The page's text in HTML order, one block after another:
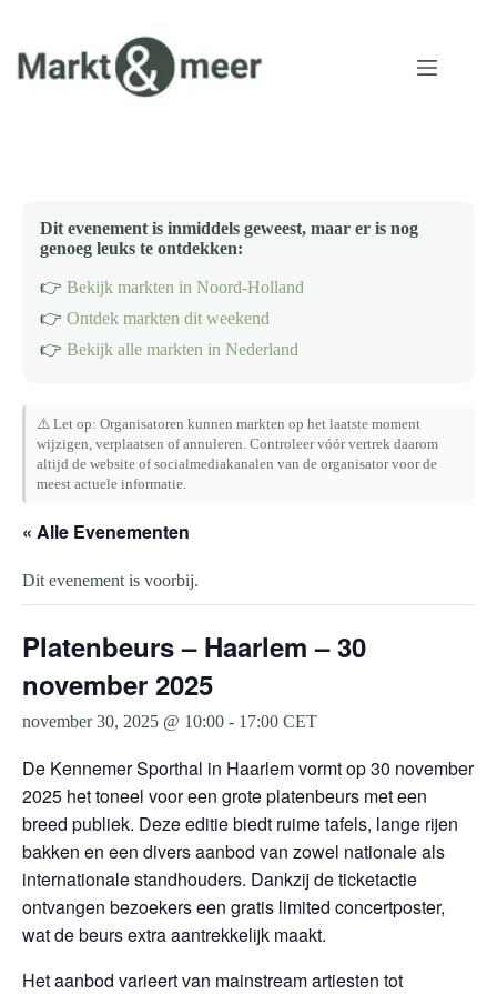
inhoud
Dit evenement is inmiddels geweest, maar er is nog
genoeg leuks te ontdekken:
👉 Bekijk markten in Noord-Holland
👉 Ontdek markten dit weekend
👉 Bekijk alle markten in Nederland
⚠️ Let op: Organisatoren kunnen markten op het laatste moment
wijzigen, verplaatsen of annuleren. Controleer vóór vertrek daarom
altijd de website of socialmediakanalen van de organisator voor de
meest actuele informatie.
« Alle Evenementen
Dit evenement is voorbij.
Platenbeurs – Haarlem – 30
november 2025
november 30, 2025 @ 10:00 - 17:00 CET
De Kennemer Sporthal in Haarlem vormt op 30 november
2025 het toneel voor een grote platenbeurs met een
breed publiek. Deze editie biedt ruime tafels, lange rijen
bakken en een divers aanbod van zowel nationale als
internationale standhouders. Dankzij de ticketactie
ontvangen bezoekers een gratis limited concertposter,
wat de beurs extra aantrekkelijk maakt.
Het aanbod varieert van mainstream artiesten tot